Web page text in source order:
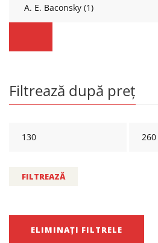
Filtrează după preț
FILTREAZĂ
ELIMINAȚI FILTRELE